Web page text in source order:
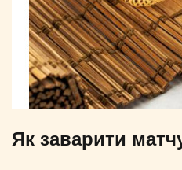
Як заварити